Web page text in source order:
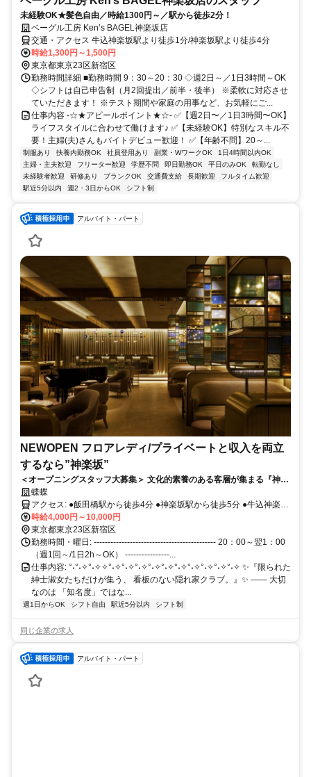
未経験OK★髪色自由／時給1300円～／駅から徒歩2分！
ベーグル工房 Ken’s BAGEL神楽坂店
交通・アクセス 牛込神楽坂駅より徒歩1分/神楽坂駅より徒歩4分
時給1,300円～1,500円
東京都東京23区新宿区
勤務時間詳細 ■勤務時間 9：30～20：30 ◇週2日～／1日3時間～OK
◇シフトは自己申告制（月2回提出／前半・後半） ※柔軟に対応させ
ていただきます！ ※テスト期間や家庭の用事など、お気軽にご...
仕事内容 -☆★アピールポイント★☆- ✅【週2日〜／1日3時間〜OK】
ライフスタイルに合わせて働けます♪ ✅【未経験OK】特別なスキル不
要！主婦(夫)さんもバイトデビュー歓迎！ ✅【年齢不問】20～...
制服あり 扶養内勤務OK 社員登用あり 副業・WワークOK
1日4時間以内OK
主婦・主夫歓迎
フリーター歓迎 学歴不問 即日勤務OK 平日のみOK
転勤なし
未経験者歓迎
研修あり ブランクOK 交通費支給 長期歓迎
フルタイム歓迎
駅近5分以内
週2・3日からOK シフト制
アルバイト・パート
NEWOPEN フロアレディ/プライベートと収入を両立
するなら”神楽坂”
＜オープニングスタッフ大募集＞ 文化的素養のある客層が集まる『神楽
坂』17年間、ご縁で結ばれたゲストの方々を守り/守られ続けてきた蝶蝶
が完全リニューアルOPEN。SNS禁止。【在籍の秘密を厳守しながら安
心、安全に働きたい方々にとって待望の求人です。】
蝶蝶
アクセス: ●飯田橋駅から徒歩4分 ●神楽坂駅から徒歩5分 ●牛込神楽坂
駅から徒歩6分 ✅複数路線利用可能 ＜在来線＞ ［JR総武線］ ＜地下
鉄＞ ［東西線］ ［有楽町線］ ［南北線］ ［都営大江戸線］ ◎新宿
西口駅・池袋駅・中野駅・大手町駅 日本橋駅・銀座一丁目駅・四ツ
谷駅・麻布十番駅 六本木一丁目駅・目黒駅から乗り換えナシ
時給4,000円～10,000円
東京都東京23区新宿区
勤務時間・曜日: -------------------------------------------- 20：00～翌1：00
（週1回～/1日2h～OK） ----------------...
仕事内容: °˖°˖✧°˖✧✧°˖✧°˖✧°˖✧°˖✧°˖✧°˖✧°˖✧°˖✧°˖✧°˖✧ ✨『限られた
紳士淑女たちだけが集う、 看板のない隠れ家クラブ。』✨ ―― 大切
なのは 「知名度」ではな...
週1日からOK シフト自由 駅近5分以内 シフト制
同じ企業の求人
アルバイト・パート